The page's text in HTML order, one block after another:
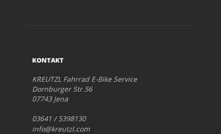
KONTAKT
KREUTZL Fahrrad E-Bike Service
Dornburger Str.56
07743 Jena
03641 / 5398130
info@kreutzl.com